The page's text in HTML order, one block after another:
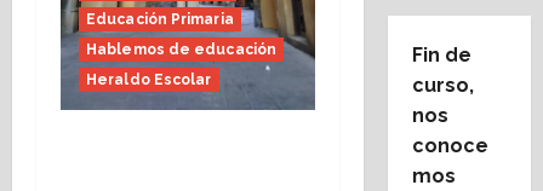
Educación Primaria
Hablemos de educación
Heraldo Escolar
Fin de
curso,
nos
conoce
mos